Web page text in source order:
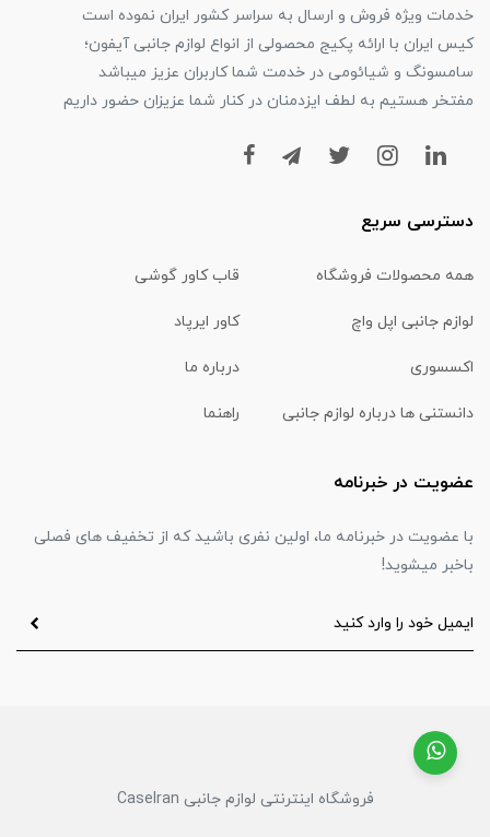
خدمات ویژه فروش و ارسال به سراسر کشور ایران نموده است
کیس ایران با ارائه پکیج محصولی از انواع لوازم جانبی آیفون؛
سامسونگ و شیائومی در خدمت شما کاربران عزیز میباشد
مفتخر هستیم به لطف ایزدمنان در کنار شما عزیزان حضور داریم
دسترسی سریع
همه محصولات فروشگاه قاب کاور گوشی
لوازم جانبی اپل واچ کاور ایرپاد
اکسسوری درباره ما
دانستنی ها درباره لوازم جانبی راهنما
عضویت در خبرنامه
با عضویت در خبرنامه ما، اولین نفری باشید که از تخفیف های فصلی
باخبر میشوید!
فروشگاه اینترنتی لوازم جانبی CaseIran